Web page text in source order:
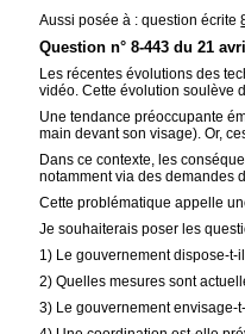
Aussi posée à : question écrite
Question n° 8-443 du 21
Les récentes évolutions des
vidéo. Cette évolution soulève
Une tendance préoccupante
main devant son visage). Or,
Dans ce contexte, les
notamment via des demandes
Cette problématique appelle
Je souhaiterais poser les
1) Le gouvernement dispose-
2) Quelles mesures sont
3) Le gouvernement envisage-